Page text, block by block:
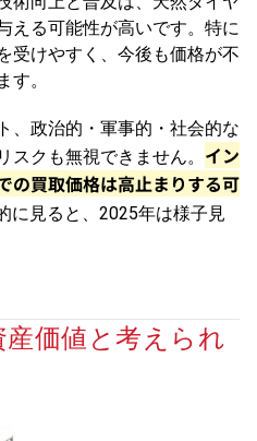
える可能性が高いです。特に
受けやすく、今後も価格が不
す。
、政治的・軍事的・社会的な
スクも無視できません。 イン
の買取価格は高止まりする可
に見ると、2025年は様子見
価値と考えられ